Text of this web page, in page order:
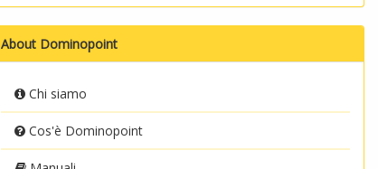
About Dominopoint
Chi siamo
Cos'è Dominopoint